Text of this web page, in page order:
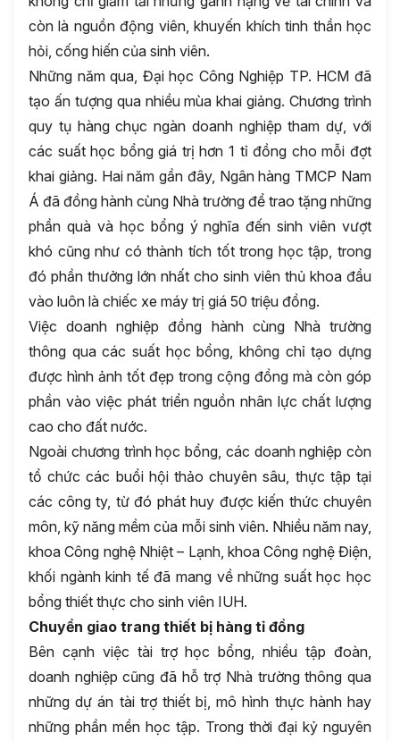
còn là nguồn động viên, khuyến khích tinh thần học
hỏi, cống hiến của sinh viên.
Những năm qua, Đại học Công Nghiệp TP. HCM đã
tạo ấn tượng qua nhiều mùa khai giảng. Chương trình
quy tụ hàng chục ngàn doanh nghiệp tham dự, với
các suất học bổng giá trị hơn 1 tỉ đồng cho mỗi đợt
khai giảng. Hai năm gần đây, Ngân hàng TMCP Nam
Á đã đồng hành cùng Nhà trường để trao tặng những
phần quà và học bổng ý nghĩa đến sinh viên vượt
khó cũng như có thành tích tốt trong học tập, trong
đó phần thưởng lớn nhất cho sinh viên thủ khoa đầu
vào luôn là chiếc xe máy trị giá 50 triệu đồng.
Việc doanh nghiệp đồng hành cùng Nhà trường
thông qua các suất học bổng, không chỉ tạo dựng
được hình ảnh tốt đẹp trong cộng đồng mà còn góp
phần vào việc phát triển nguồn nhân lực chất lượng
cao cho đất nước.
Ngoài chương trình học bổng, các doanh nghiệp còn
tổ chức các buổi hội thảo chuyên sâu, thực tập tại
các công ty, từ đó phát huy được kiến thức chuyên
môn, kỹ năng mềm của mỗi sinh viên. Nhiều năm nay,
khoa Công nghệ Nhiệt – Lạnh, khoa Công nghệ Điện,
khối ngành kinh tế đã mang về những suất học học
bổng thiết thực cho sinh viên IUH.
Chuyển giao trang thiết bị hàng tỉ đồng
Bên cạnh việc tài trợ học bổng, nhiều tập đoàn,
doanh nghiệp cũng đã hỗ trợ Nhà trường thông qua
những dự án tài trợ thiết bị, mô hình thực hành hay
những phần mền học tập. Trong thời đại kỷ nguyên